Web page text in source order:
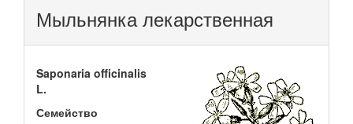
Мыльнянка лекарственная
Saponaria officinalis
L.
Семейство